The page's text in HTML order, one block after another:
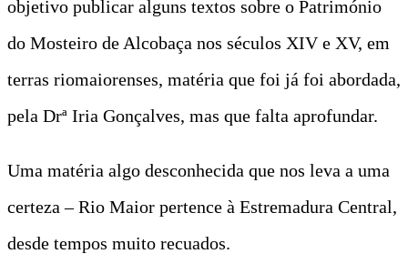
objetivo publicar alguns textos sobre o Património
do Mosteiro de Alcobaça nos séculos XIV e XV, em
terras riomaiorenses, matéria que foi já foi abordada,
pela Drª Iria Gonçalves, mas que falta aprofundar.
Uma matéria algo desconhecida que nos leva a uma
certeza – Rio Maior pertence à Estremadura Central,
desde tempos muito recuados.